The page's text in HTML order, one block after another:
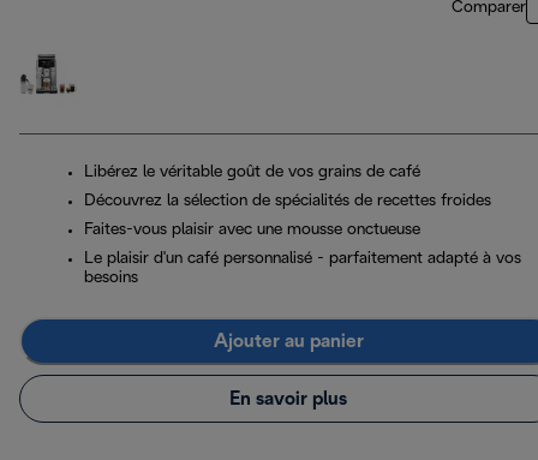
Comparer
Libérez le véritable goût de vos grains de café
Découvrez la sélection de spécialités de recettes froides
Faites-vous plaisir avec une mousse onctueuse
Le plaisir d'un café personnalisé - parfaitement adapté à vos
besoins
Ajouter au panier
En savoir plus